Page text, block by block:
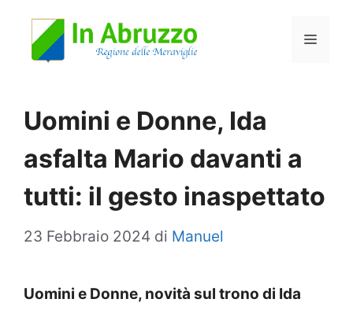
Menu
Uomini e Donne, Ida
asfalta Mario davanti a
tutti: il gesto inaspettato
23 Febbraio 2024 di Manuel
Uomini e Donne, novità sul trono di Ida